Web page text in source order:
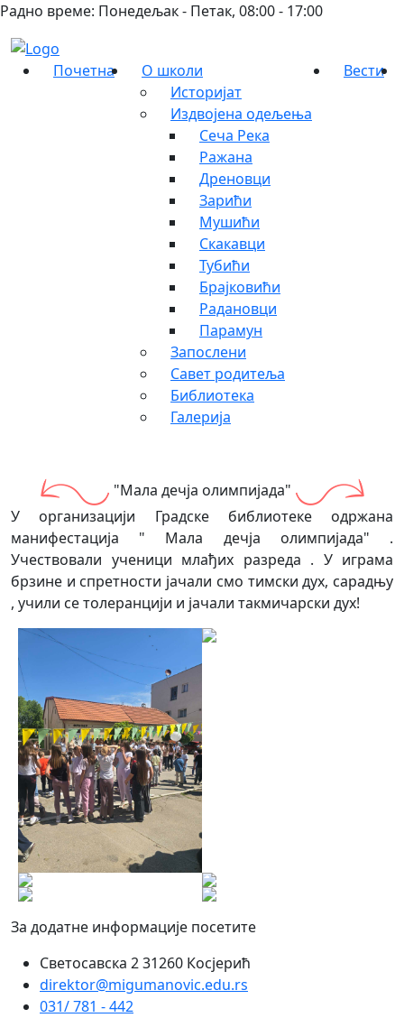
Радно време: Понедељак - Петак, 08:00 - 17:00
Почетна
О школи
Историјат
Издвојена одељења
Сеча Река
Ражана
Дреновци
Зарићи
Мушићи
Скакавци
Тубићи
Брајковићи
Радановци
Парамун
Запослени
Савет родитеља
Библиотека
Галерија
Вести
"Мала дечја олимпијада"
У организацији Градске библиотеке одржана
манифестација " Мала дечја олимпијада" .
Учествовали ученици млађих разреда . У играма
брзине и спретности јачали смо тимски дух, сарадњу
, учили се толеранцији и јачали такмичарски дух!
За додатне информације посетите
Светосавска 2 31260 Косјерић
direktor@migumanovic.edu.rs
031/ 781 - 442